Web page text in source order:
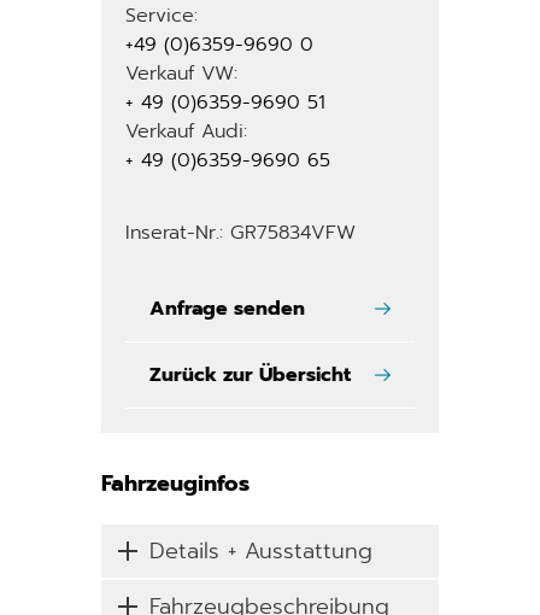
Service:
+49 (0)6359-9690 0
Verkauf VW:
+ 49 (0)6359-9690 51
Verkauf Audi:
+ 49 (0)6359-9690 65
Inserat-Nr.: GR75834VFW
Anfrage senden
Zurück zur Übersicht
Fahrzeuginfos
Details + Ausstattung
Fahrzeugbeschreibung